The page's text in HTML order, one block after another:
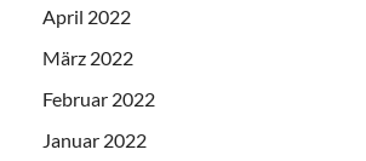
April 2022
März 2022
Februar 2022
Januar 2022